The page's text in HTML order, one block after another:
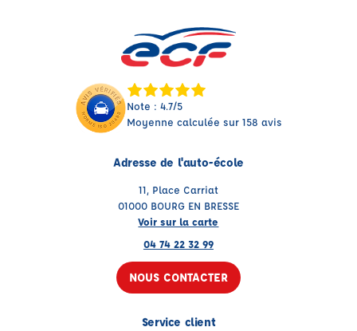
Note : 4.7/5
Moyenne calculée sur 158 avis
Adresse de l'auto-école
11, Place Carriat
01000 BOURG EN BRESSE
Voir sur la carte
04 74 22 32 99
NOUS CONTACTER
Service client